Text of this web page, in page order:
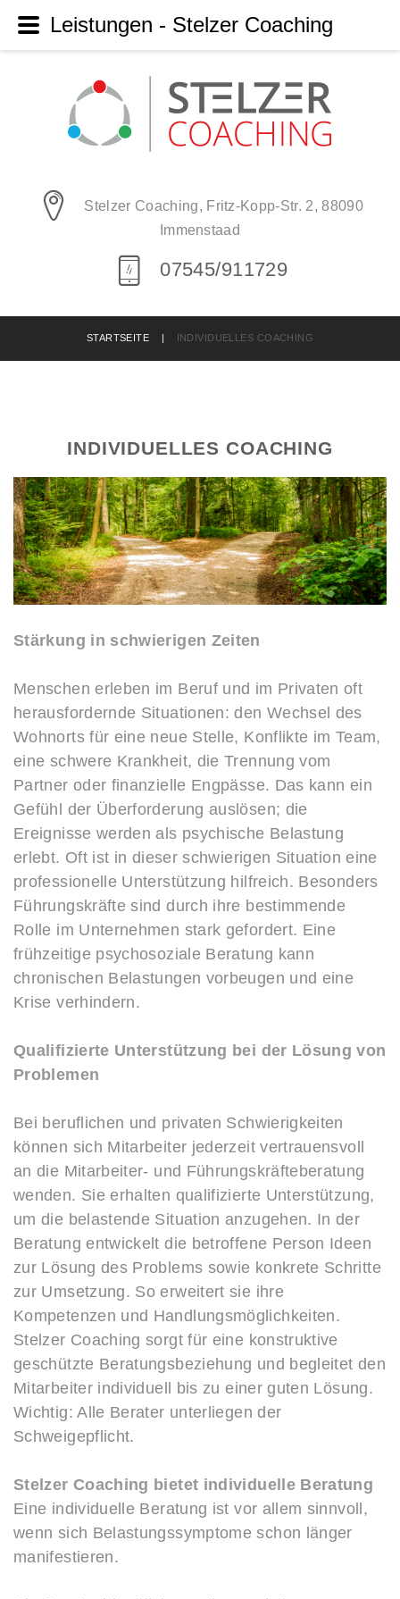
Leistungen - Stelzer Coaching
Stelzer Coaching, Fritz-Kopp-Str. 2, 88090
Immenstaad
07545/911729
STARTSEITE | INDIVIDUELLES COACHING
INDIVIDUELLES COACHING
Stärkung in schwierigen Zeiten
Menschen erleben im Beruf und im Privaten oft
herausfordernde Situationen: den Wechsel des
Wohnorts für eine neue Stelle, Konflikte im Team,
eine schwere Krankheit, die Trennung vom
Partner oder finanzielle Engpässe. Das kann ein
Gefühl der Überforderung auslösen; die
Ereignisse werden als psychische Belastung
erlebt. Oft ist in dieser schwierigen Situation eine
professionelle Unterstützung hilfreich. Besonders
Führungskräfte sind durch ihre bestimmende
Rolle im Unternehmen stark gefordert. Eine
frühzeitige psychosoziale Beratung kann
chronischen Belastungen vorbeugen und eine
Krise verhindern.
Qualifizierte Unterstützung bei der Lösung von
Problemen
Bei beruflichen und privaten Schwierigkeiten
können sich Mitarbeiter jederzeit vertrauensvoll
an die Mitarbeiter- und Führungskräfteberatung
wenden. Sie erhalten qualifizierte Unterstützung,
um die belastende Situation anzugehen. In der
Beratung entwickelt die betroffene Person Ideen
zur Lösung des Problems sowie konkrete Schritte
zur Umsetzung. So erweitert sie ihre
Kompetenzen und Handlungsmöglichkeiten.
Stelzer Coaching sorgt für eine konstruktive
geschützte Beratungsbeziehung und begleitet den
Mitarbeiter individuell bis zu einer guten Lösung.
Wichtig: Alle Berater unterliegen der
Schweigepflicht.
Stelzer Coaching bietet individuelle Beratung
Eine individuelle Beratung ist vor allem sinnvoll,
wenn sich Belastungssymptome schon länger
manifestieren.